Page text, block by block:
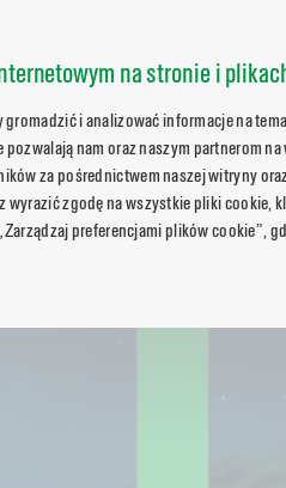
na stronie i
i analizować informacje na
nam oraz naszym partnerom
za pośrednictwem naszej witryny
wyrazić zgodę na wszystkie pliki cookie,
preferencjami plików cookie”,